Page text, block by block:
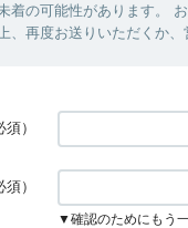
着の可能性があります。
、再度お送りいただくか、
須）
須）
▼確認のためにもう